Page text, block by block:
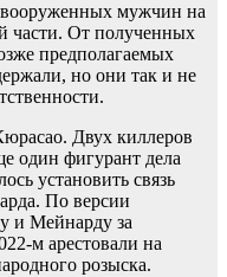
вооруженных мужчин на
части. От полученных
предполагаемых
но они так и не
Двух киллеров
один фигурант дела
установить связь
По версии
и Мейнарду за
м арестовали на
розыска.